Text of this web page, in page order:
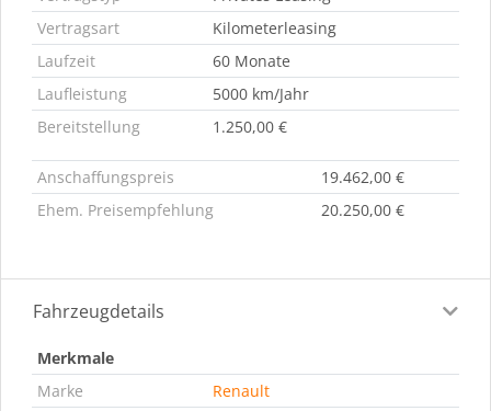
Vertragsart
Kilometerleasing
Laufzeit
60 Monate
Laufleistung
5000 km/Jahr
Bereitstellung
1.250,00 €
Anschaffungspreis
19.462,00 €
Ehem. Preisempfehlung
20.250,00 €
Fahrzeugdetails
Merkmale
Marke
Renault